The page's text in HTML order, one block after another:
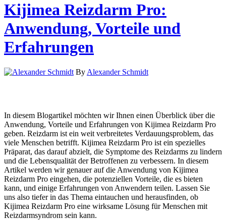
Kijimea Reizdarm Pro:
Anwendung, Vorteile und
Erfahrungen
By Alexander Schmidt
In diesem Blogartikel möchten wir Ihnen einen Überblick über die
Anwendung, Vorteile und Erfahrungen von Kijimea Reizdarm Pro
geben. Reizdarm ist ein weit verbreitetes Verdauungsproblem, das
viele Menschen betrifft. Kijimea Reizdarm Pro ist ein spezielles
Präparat, das darauf abzielt, die Symptome des Reizdarms zu lindern
und die Lebensqualität der Betroffenen zu verbessern. In diesem
Artikel werden wir genauer auf die Anwendung von Kijimea
Reizdarm Pro eingehen, die potenziellen Vorteile, die es bieten
kann, und einige Erfahrungen von Anwendern teilen. Lassen Sie
uns also tiefer in das Thema eintauchen und herausfinden, ob
Kijimea Reizdarm Pro eine wirksame Lösung für Menschen mit
Reizdarmsyndrom sein kann.